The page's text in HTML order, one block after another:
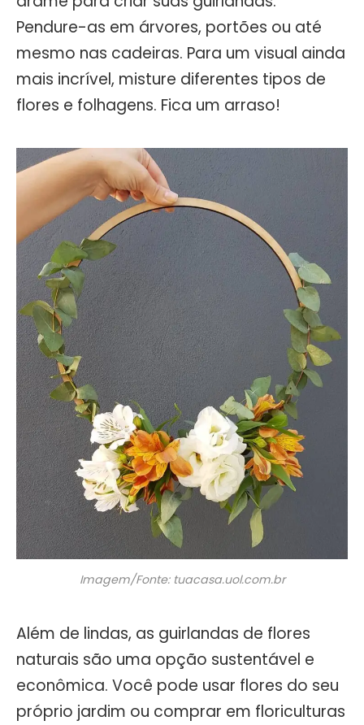
Pendure-as em árvores, portões ou até
mesmo nas cadeiras. Para um visual ainda
mais incrível, misture diferentes tipos de
flores e folhagens. Fica um arraso!
Imagem/Fonte: tuacasa.uol.com.br
Além de lindas, as guirlandas de flores
naturais são uma opção sustentável e
econômica. Você pode usar flores do seu
próprio jardim ou comprar em floriculturas